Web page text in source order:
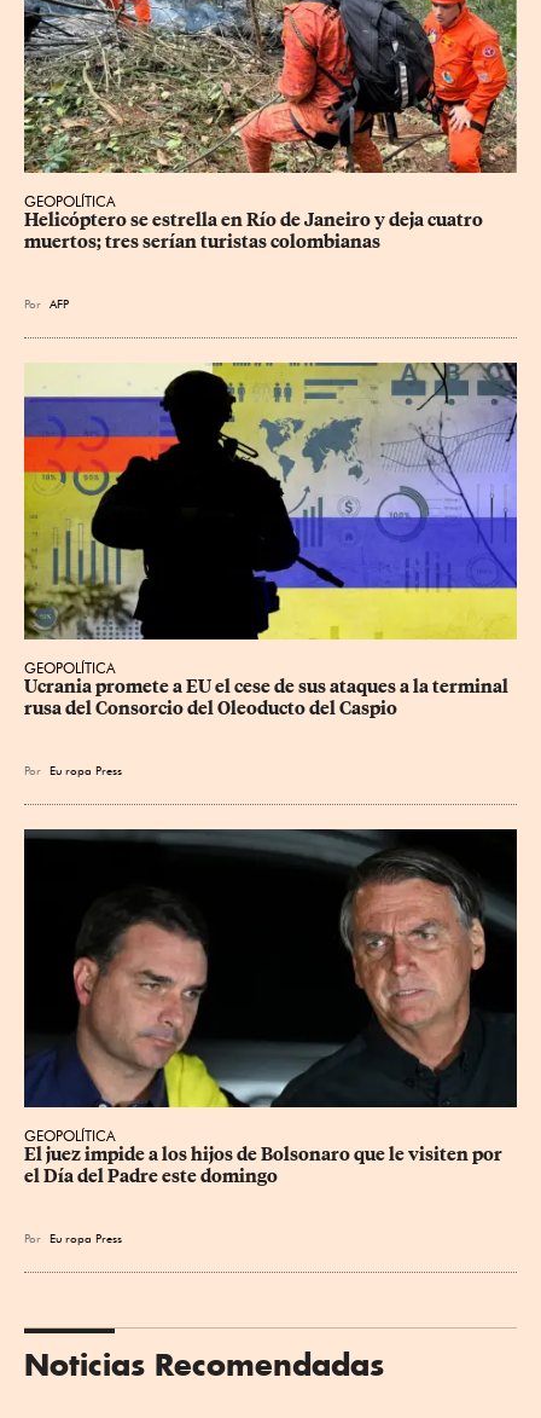
GEOPOLÍTICA
Helicóptero se estrella en Río de Janeiro y deja cuatro
muertos; tres serían turistas colombianas
Por AFP
GEOPOLÍTICA
Ucrania promete a EU el cese de sus ataques a la terminal
rusa del Consorcio del Oleoducto del Caspio
Por Eu ropa Press
GEOPOLÍTICA
El juez impide a los hijos de Bolsonaro que le visiten por
el Día del Padre este domingo
Por Eu ropa Press
Noticias Recomendadas